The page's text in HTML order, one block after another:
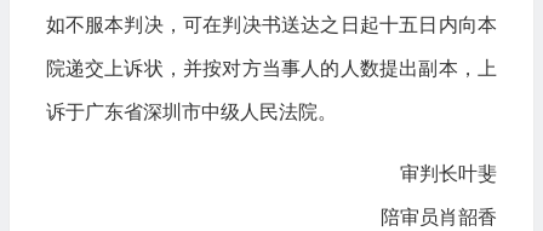
如不服本判决，可在判决书送达之日起十五日内向本
院递交上诉状，并按对方当事人的人数提出副本，上
诉于广东省深圳市中级人民法院。
审判长叶斐
陪审员肖韶香